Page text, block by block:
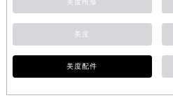
美度
美度配件